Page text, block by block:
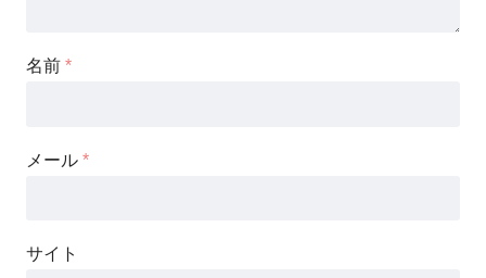
名前 *
メール *
サイト